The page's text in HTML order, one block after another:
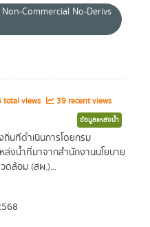
Commercial No-Derivs
total views 39 recent views
ข้อมูลแหล่งน้ำ
นที่ดำเนินการโดยกรม
งน้ำที่มาจากสำนักงานนโยบาย
ดล้อม (สผ.)...